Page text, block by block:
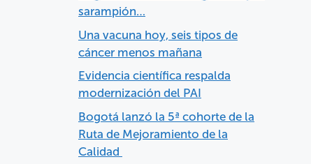
sarampión…
Una vacuna hoy, seis tipos de
cáncer menos mañana
Evidencia científica respalda
modernización del PAI
Bogotá lanzó la 5ª cohorte de la
Ruta de Mejoramiento de la
Calidad